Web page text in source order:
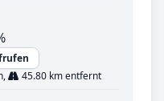
45.80 km entfernt